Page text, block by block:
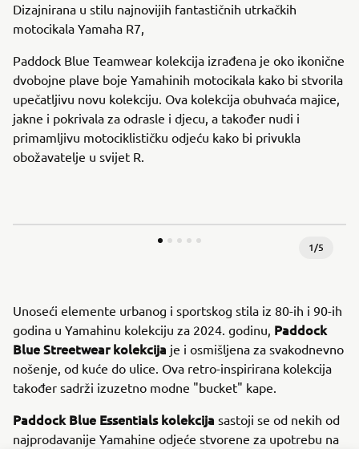
Dizajnirana u stilu najnovijih fantastičnih utrkačkih
motocikala Yamaha R7,
Paddock Blue Teamwear kolekcija izrađena je oko ikonične
dvobojne plave boje Yamahinih motocikala kako bi stvorila
upečatljivu novu kolekciju. Ova kolekcija obuhvaća majice,
jakne i pokrivala za odrasle i djecu, a također nudi i
primamljivu motociklističku odjeću kako bi privukla
obožavatelje u svijet R.
1/5
Unoseći elemente urbanog i sportskog stila iz 80-ih i 90-ih
godina u Yamahinu kolekciju za 2024. godinu, Paddock
Blue Streetwear kolekcija je i osmišljena za svakodnevno
nošenje, od kuće do ulice. Ova retro-inspirirana kolekcija
također sadrži izuzetno modne "bucket" kape.
Paddock Blue Essentials kolekcija sastoji se od nekih od
najprodavanije Yamahine odjeće stvorene za upotrebu na